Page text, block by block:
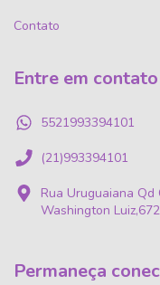
Contato
Entre em contato
5521993394101
(21)993394101
Rua Uruguaiana Qd
Washington
Permaneça